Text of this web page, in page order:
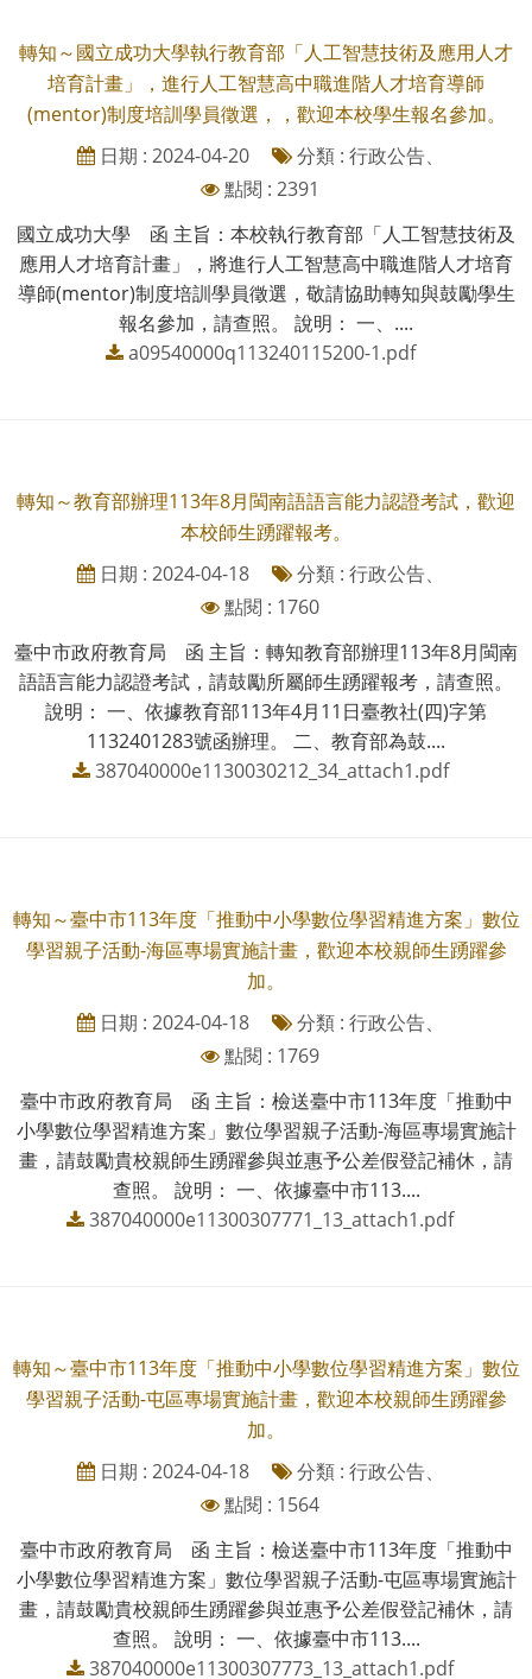
轉知～國立成功大學執行教育部「人工智慧技術及應用人才
培育計畫」，進行人工智慧高中職進階人才培育導師
(mentor)制度培訓學員徵選，，歡迎本校學生報名參加。
日期 : 2024-04-20
分類 : 行政公告、
點閱 : 2391
國立成功大學 函 主旨：本校執行教育部「人工智慧技術及
應用人才培育計畫」，將進行人工智慧高中職進階人才培育
導師(mentor)制度培訓學員徵選，敬請協助轉知與鼓勵學生
報名參加，請查照。 說明： 一、....
a09540000q113240115200-1.pdf
轉知～教育部辦理113年8月閩南語語言能力認證考試，歡迎
本校師生踴躍報考。
日期 : 2024-04-18
分類 : 行政公告、
點閱 : 1760
臺中市政府教育局 函 主旨：轉知教育部辦理113年8月閩南
語語言能力認證考試，請鼓勵所屬師生踴躍報考，請查照。
說明： 一、依據教育部113年4月11日臺教社(四)字第
1132401283號函辦理。 二、教育部為鼓....
387040000e1130030212_34_attach1.pdf
轉知～臺中市113年度「推動中小學數位學習精進方案」數位
學習親子活動-海區專場實施計畫，歡迎本校親師生踴躍參
加。
日期 : 2024-04-18
分類 : 行政公告、
點閱 : 1769
臺中市政府教育局 函 主旨：檢送臺中市113年度「推動中
小學數位學習精進方案」數位學習親子活動-海區專場實施計
畫，請鼓勵貴校親師生踴躍參與並惠予公差假登記補休，請
查照。 說明： 一、依據臺中市113....
387040000e11300307771_13_attach1.pdf
轉知～臺中市113年度「推動中小學數位學習精進方案」數位
學習親子活動-屯區專場實施計畫，歡迎本校親師生踴躍參
加。
日期 : 2024-04-18
分類 : 行政公告、
點閱 : 1564
臺中市政府教育局 函 主旨：檢送臺中市113年度「推動中
小學數位學習精進方案」數位學習親子活動-屯區專場實施計
畫，請鼓勵貴校親師生踴躍參與並惠予公差假登記補休，請
查照。 說明： 一、依據臺中市113....
387040000e11300307773_13_attach1.pdf